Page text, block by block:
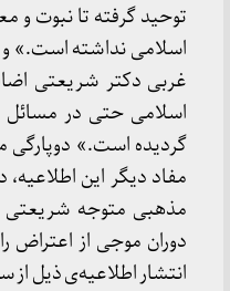
توحید گرفته تا نبوت و
اسلامی نداشته است.» و
غربی دکتر شریعتی
اسلامی حتی در مسائل
گردیده است.»
مفاد دیگر این
مذهبی متوجه
دوران موجی از اعتراض
انتشار اطلاعیه‌ی ذیل